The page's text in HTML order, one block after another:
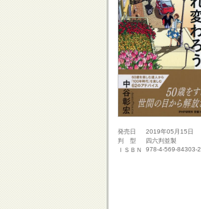
発売日
2019年05月15日
判 型
四六判並製
ＩＳＢＮ
978-4-569-84303-2